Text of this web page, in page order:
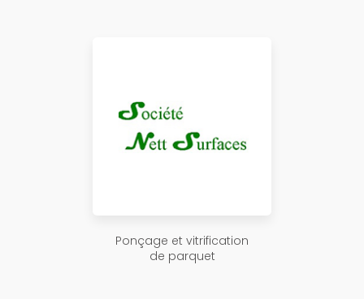
Ponçage et vitrification
de parquet